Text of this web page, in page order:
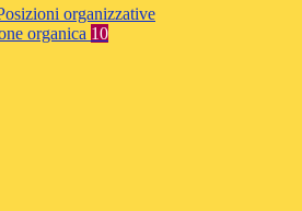
organizzative
organica 10